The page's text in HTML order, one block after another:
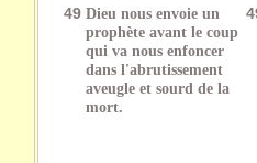
49 Dieu nous envoie un
prophète avant le coup
qui va nous enfoncer
dans l'abrutissement
aveugle et sourd de la
mort.